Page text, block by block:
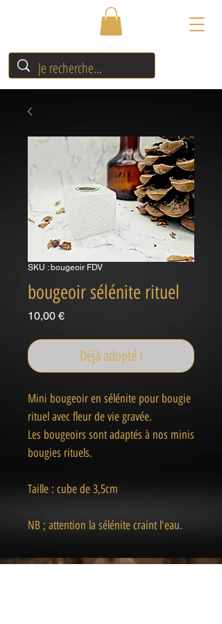
SKU : bougeoir FDV
bougeoir sélénite rituel
10,00 €Prix
Déjà adopté !
Mini bougeoir en sélénite pour bougie
rituel avec fleur de vie gravée.
Les bougeoirs sont adaptés à nos minis
bougies rituels.
Taille : cube de 3,5cm
NB ; attention la sélénite craint l'eau.